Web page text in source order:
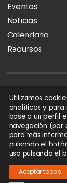
Eventos
Noticias
Calendario
Recursos
AVISO LEGAL
SÍGUENOS
Utilizamos
analíticos y para
base a un perfil
navegación (por
para más
pulsando el
uso pulsando el
Aceptar todas